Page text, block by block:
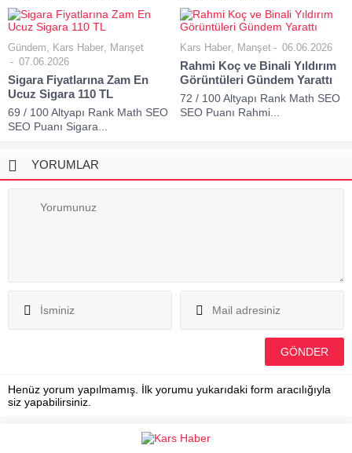
Gündem, Kars Haber, Manşet
07.06.2026
Sigara Fiyatlarına Zam En
Ucuz Sigara 110 TL
69 / 100 Altyapı Rank Math SEO
SEO Puanı Sigara...
Kars Haber, Manşet 06.06.2026
Rahmi Koç ve Binali Yıldırım
Görüntüleri Gündem Yarattı
72 / 100 Altyapı Rank Math SEO
SEO Puanı Rahmi...
YORUMLAR
Henüz yorum yapılmamış. İlk yorumu yukarıdaki form aracılığıyla
siz yapabilirsiniz.